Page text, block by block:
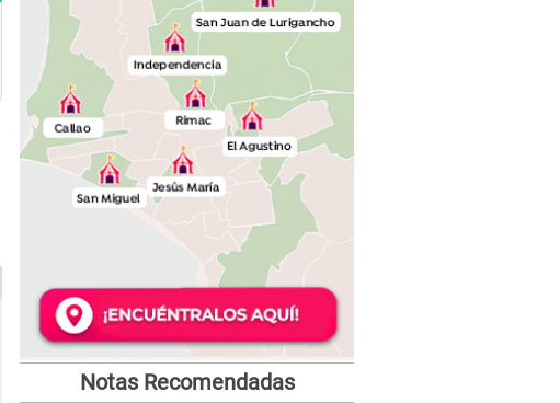
Notas Recomendadas